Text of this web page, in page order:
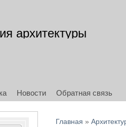
архитектуры
Новости Обратная связь
Вы здесь
Главная »